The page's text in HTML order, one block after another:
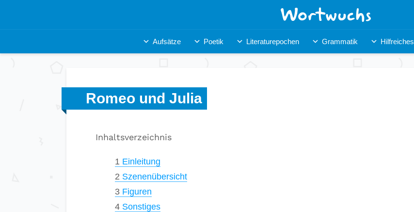
Aufsätze Poetik Literaturepochen Grammatik Hilfreiches
Romeo und Julia
Inhaltsverzeichnis
1 Einleitung
2 Szenenübersicht
3 Figuren
4 Sonstiges